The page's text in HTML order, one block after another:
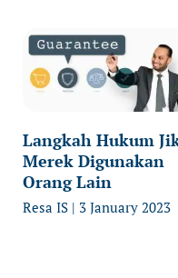
Langkah Hukum
Merek Digunakan
Orang Lain
Resa IS 3 January 2023